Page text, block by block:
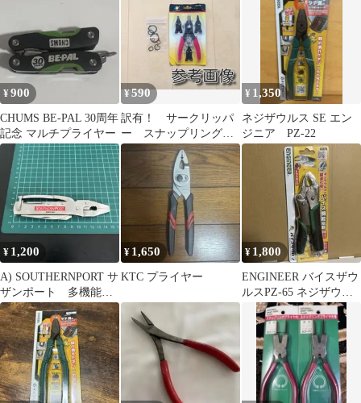
¥900
CHUMS BE-PAL 30周年
記念 マルチプライヤー
¥590
訳有！ サークリッパ
ー スナップリングプ
ライヤー シーリング
¥ 1,350
ネジザウルス SE エン
ジニア PZ-22
¥ 1,200
A) SOUTHERNPORT サ
ザンポート 多機能プ
ライヤー SPMT-002
¥ 1,650
KTC プライヤー
¥ 1,800
ENGINEER バイスザウ
ルスPZ-65 ネジザウル